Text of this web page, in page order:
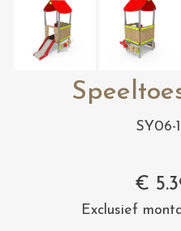
SY06-
€
Exclusief